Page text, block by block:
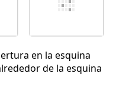
en la esquina
de la esquina